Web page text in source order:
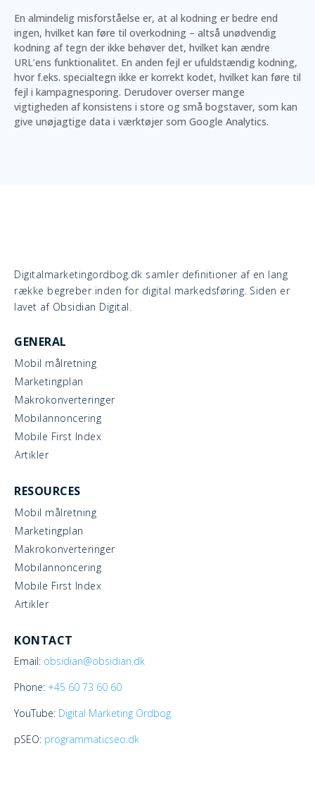
En almindelig misforståelse er, at al kodning er bedre end
ingen, hvilket kan føre til overkodning – altså unødvendig
kodning af tegn der ikke behøver det, hvilket kan ændre
URL’ens funktionalitet. En anden fejl er ufuldstændig kodning,
hvor f.eks. specialtegn ikke er korrekt kodet, hvilket kan føre til
fejl i kampagnesporing. Derudover overser mange
vigtigheden af konsistens i store og små bogstaver, som kan
give unøjagtige data i værktøjer som Google Analytics.
Digitalmarketingordbog.dk samler definitioner af en lang
række begreber inden for digital markedsføring. Siden er
lavet af Obsidian Digital.
GENERAL
Mobil målretning
Marketingplan
Makrokonverteringer
Mobilannoncering
Mobile First Index
Artikler
RESOURCES
Mobil målretning
Marketingplan
Makrokonverteringer
Mobilannoncering
Mobile First Index
Artikler
KONTACT
Email: obsidian@obsidian.dk
Phone: +45 60 73 60 60
YouTube: Digital Marketing Ordbog
pSEO: programmaticseo.dk